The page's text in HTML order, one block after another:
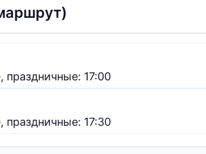
праздничные: 17:00
праздничные: 17:30